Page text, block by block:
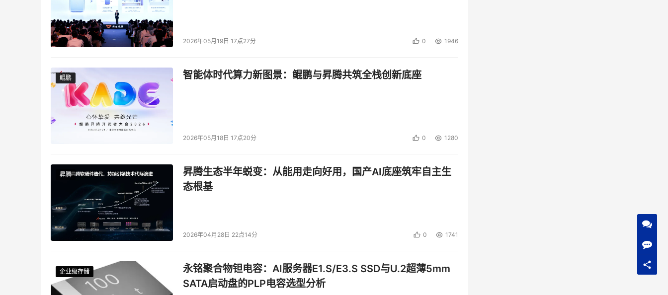
图3、Wireshark
Darknet、Network Telescope、和Internet Motion  Sensor这三个工具并非传统的防火墙测试工具，不过在这
儿我们也可以使用它们。例如我们可以把Darknet当作一个内部IDS来验证防火墙的策略。
这些工具实际就是一些侦听工具，它们可以记录下所有它们“看到”的数据包，然后将其记录到一个日志文件中。
通过分析/监视这些日志文件中的外部IP地址，你可以确认防火墙的策略是否起作用。
4、日志分析
2026年05月19日 17点27分 0 1946
鲲鹏
鲲鹏 智能体时代算力新图景：鲲鹏与昇腾共筑全栈创新底座
2026年05月18日 17点20分 0 1280
昇腾
昇腾生态半年蜕变：从能用走向好用，国产AI底座筑牢自主生
态根基
2026年04月28日 22点14分 0 1741
企业级存储
企业级存储
企业级存储
企业级存储
永铭聚合物钽电容：AI服务器E1.S/E3.S SSD与U.2超薄5mm
SATA启动盘的PLP电容选型分析